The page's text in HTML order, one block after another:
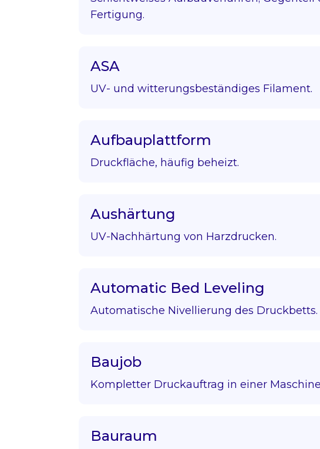
Fertigung.
ASA
UV- und witterungsbeständiges Filament.
Aufbauplattform
Druckfläche, häufig beheizt.
Aushärtung
UV-Nachhärtung von Harzdrucken.
Automatic Bed Leveling
Automatische Nivellierung des Druckbetts.
Baujob
Kompletter Druckauftrag in einer
Bauraum